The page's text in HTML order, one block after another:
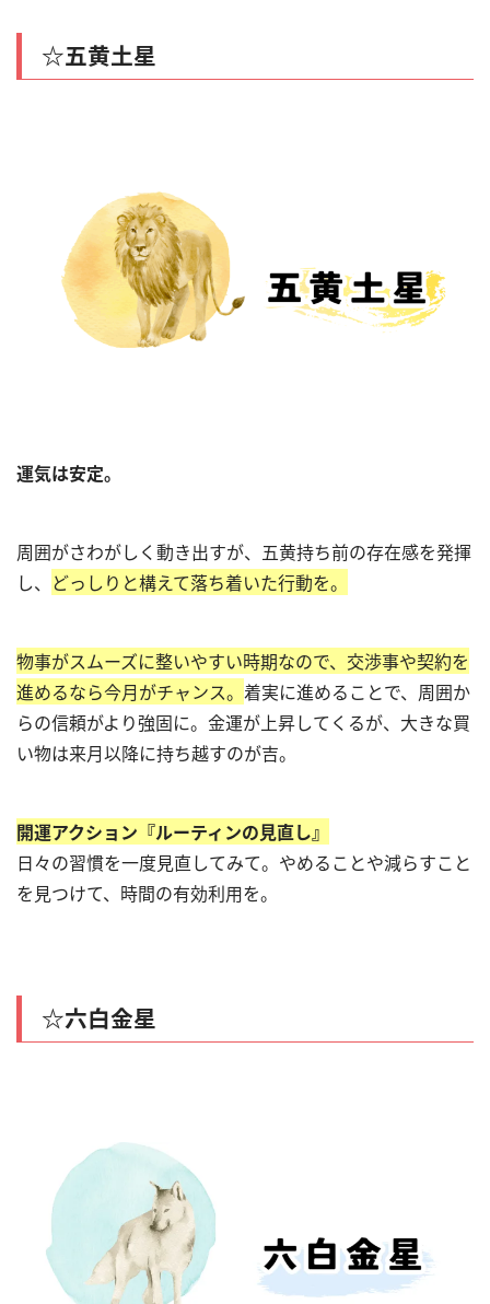
☆五黄土星
運気は安定。
周囲がさわがしく動き出すが、五黄持ち前の存在感を発揮
し、 どっしりと構えて落ち着いた行動を。
物事がスムーズに整いやすい時期なので、交渉事や契約を
進めるなら今月がチャンス。 着実に進めることで、周囲か
らの信頼がより強固に。金運が上昇してくるが、大きな買
い物は来月以降に持ち越すのが吉。
開運アクション『ルーティンの見直し』
日々の習慣を一度見直してみて。やめることや減らすこと
を見つけて、時間の有効利用を。
☆六白金星